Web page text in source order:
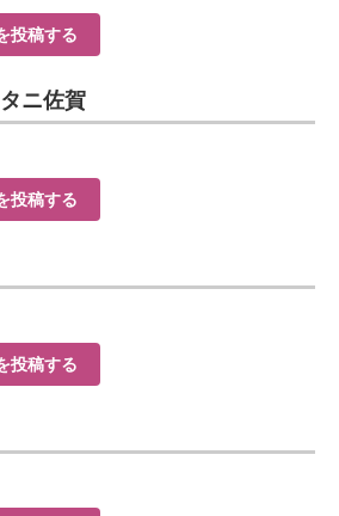
投稿する
ニ佐賀
投稿する
投稿する